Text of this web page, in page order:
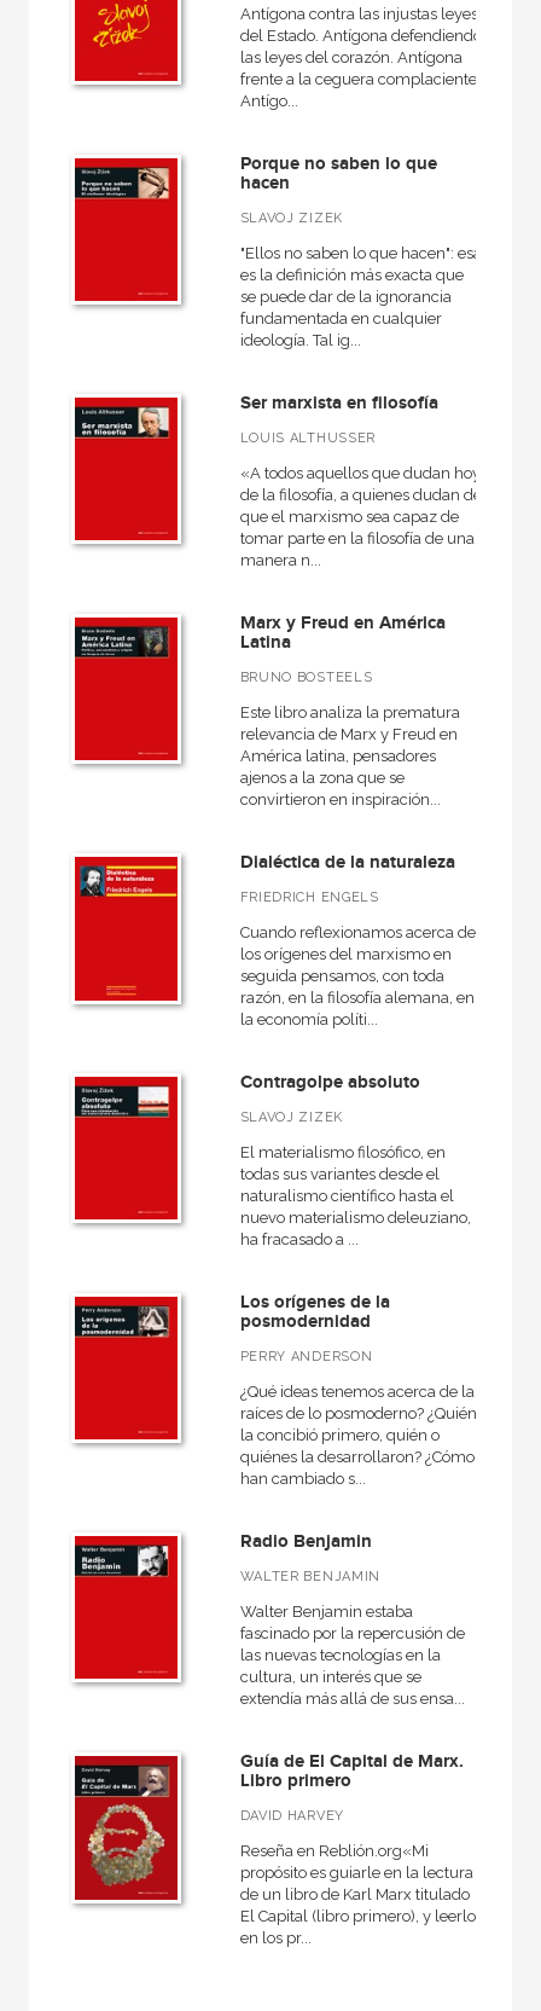
Antígona contra las injustas leyes
del Estado. Antígona defendiendo
las leyes del corazón. Antígona
frente a la ceguera complaciente.
Antígo...
Porque no saben lo que
hacen
SLAVOJ ZIZEK
"Ellos no saben lo que hacen": esa
es la definición más exacta que
se puede dar de la ignorancia
fundamentada en cualquier
ideología. Tal ig...
Ser marxista en filosofía
LOUIS ALTHUSSER
«A todos aquellos que dudan hoy
de la filosofía, a quienes dudan de
que el marxismo sea capaz de
tomar parte en la filosofía de una
manera n...
Marx y Freud en América
Latina
BRUNO BOSTEELS
Este libro analiza la prematura
relevancia de Marx y Freud en
América latina, pensadores
ajenos a la zona que se
convirtieron en inspiración...
Dialéctica de la naturaleza
FRIEDRICH ENGELS
Cuando reflexionamos acerca de
los orígenes del marxismo en
seguida pensamos, con toda
razón, en la filosofía alemana, en
la economía políti...
Contragolpe absoluto
SLAVOJ ZIZEK
El materialismo filosófico, en
todas sus variantes desde el
naturalismo científico hasta el
nuevo materialismo deleuziano,
ha fracasado a ...
Los orígenes de la
posmodernidad
PERRY ANDERSON
¿Qué ideas tenemos acerca de las
raíces de lo posmoderno? ¿Quién
la concibió primero, quién o
quiénes la desarrollaron? ¿Cómo
han cambiado s...
Radio Benjamin
WALTER BENJAMIN
Walter Benjamin estaba
fascinado por la repercusión de
las nuevas tecnologías en la
cultura, un interés que se
extendía más allá de sus ensa...
Guía de El Capital de Marx.
Libro primero
DAVID HARVEY
Reseña en Reblión.org«Mi
propósito es guiarle en la lectura
de un libro de Karl Marx titulado
El Capital (libro primero), y leerlo
en los pr...